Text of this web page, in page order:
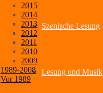
Szenische Lesung
Lesung und Musik
2015
2014
2013
2012
2011
2010
2009
1989-2008
Vor 1989